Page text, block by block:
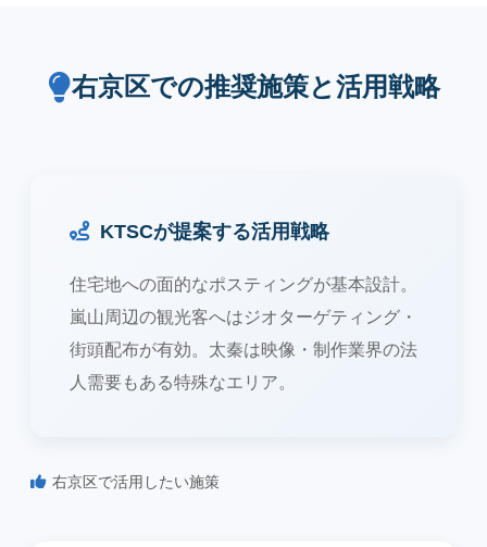
右京区での推奨施策と活用戦略
KTSCが提案する活用戦略
住宅地への面的なポスティングが基本設計。
嵐山周辺の観光客へはジオターゲティング・
街頭配布が有効。太秦は映像・制作業界の法
人需要もある特殊なエリア。
右京区で活用したい施策